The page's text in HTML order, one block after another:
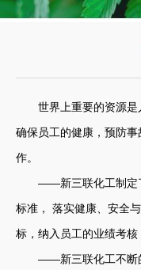
世界上重要的资源是
确保员工的健康，预防
作。
——新三联化工制定了
标准， 落实健康、安全
标，纳入员工的业绩考核
——新三联化工不断的